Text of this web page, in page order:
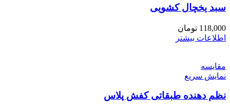
سبد یخچال کشویی
118,000 تومان
اطلاعات بیشتر
مقايسه
نمایش سریع
نظم دهنده طبقاتی کفش پلاس